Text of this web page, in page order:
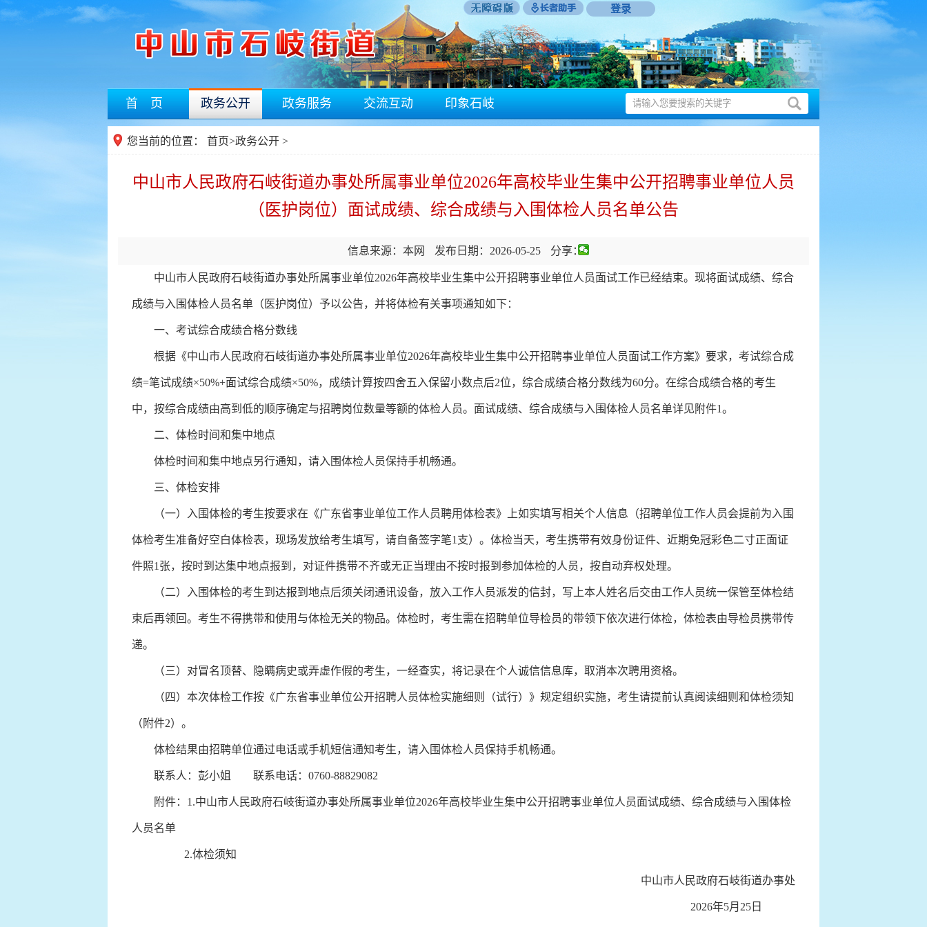
登录
首 页 政务公开 政务服务 交流互动 印象石岐
您当前的位置： 首页>政务公开 >
中山市人民政府石岐街道办事处所属事业单位2026年高校毕业生集中公开招聘事业单位人员
（医护岗位）面试成绩、综合成绩与入围体检人员名单公告
信息来源：本网 发布日期：2026-05-25 分享：
中山市人民政府石岐街道办事处所属事业单位2026年高校毕业生集中公开招聘事业单位人员面试工作已经结束。现将面试成绩、综合
成绩与入围体检人员名单（医护岗位）予以公告，并将体检有关事项通知如下：
一、考试综合成绩合格分数线
根据《中山市人民政府石岐街道办事处所属事业单位2026年高校毕业生集中公开招聘事业单位人员面试工作方案》要求，考试综合成
绩=笔试成绩×50%+面试综合成绩×50%，成绩计算按四舍五入保留小数点后2位，综合成绩合格分数线为60分。在综合成绩合格的考生
中，按综合成绩由高到低的顺序确定与招聘岗位数量等额的体检人员。面试成绩、综合成绩与入围体检人员名单详见附件1。
二、体检时间和集中地点
体检时间和集中地点另行通知，请入围体检人员保持手机畅通。
三、体检安排
（一）入围体检的考生按要求在《广东省事业单位工作人员聘用体检表》上如实填写相关个人信息（招聘单位工作人员会提前为入围
体检考生准备好空白体检表，现场发放给考生填写，请自备签字笔1支）。体检当天，考生携带有效身份证件、近期免冠彩色二寸正面证
件照1张，按时到达集中地点报到，对证件携带不齐或无正当理由不按时报到参加体检的人员，按自动弃权处理。
（二）入围体检的考生到达报到地点后须关闭通讯设备，放入工作人员派发的信封，写上本人姓名后交由工作人员统一保管至体检结
束后再领回。考生不得携带和使用与体检无关的物品。体检时，考生需在招聘单位导检员的带领下依次进行体检，体检表由导检员携带传
递。
（三）对冒名顶替、隐瞒病史或弄虚作假的考生，一经查实，将记录在个人诚信信息库，取消本次聘用资格。
（四）本次体检工作按《广东省事业单位公开招聘人员体检实施细则（试行）》规定组织实施，考生请提前认真阅读细则和体检须知
（附件2）。
体检结果由招聘单位通过电话或手机短信通知考生，请入围体检人员保持手机畅通。
联系人：彭小姐 联系电话：0760-88829082
附件：1.中山市人民政府石岐街道办事处所属事业单位2026年高校毕业生集中公开招聘事业单位人员面试成绩、综合成绩与入围体检
人员名单
2.体检须知
中山市人民政府石岐街道办事处
2026年5月25日